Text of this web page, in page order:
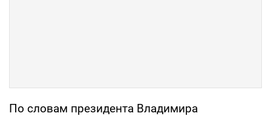
По словам президента Владимира